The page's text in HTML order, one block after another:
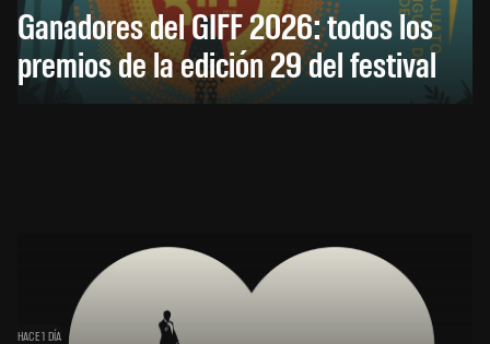
Ganadores del GIFF 2026: todos los
premios de la edición 29 del festival
HACE 1 DÍA